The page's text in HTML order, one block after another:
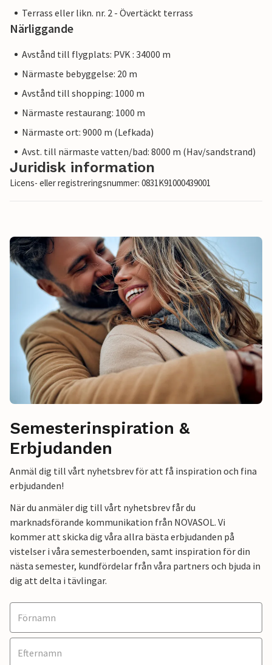
Terrass eller likn. nr. 2 - Övertäckt terrass
Närliggande
Avstånd till flygplats: PVK : 34000 m
Närmaste bebyggelse: 20 m
Avstånd till shopping: 1000 m
Närmaste restaurang: 1000 m
Närmaste ort: 9000 m (Lefkada)
Avst. till närmaste vatten/bad: 8000 m (Hav/sandstrand)
Juridisk information
Licens- eller registreringsnummer: 0831K91000439001
Semesterinspiration &
Erbjudanden
Anmäl dig till vårt nyhetsbrev för att få inspiration och fina
erbjudanden!
När du anmäler dig till vårt nyhetsbrev får du
marknadsförande kommunikation från NOVASOL. Vi
kommer att skicka dig våra allra bästa erbjudanden på
vistelser i våra semesterboenden, samt inspiration för din
nästa semester, kundfördelar från våra partners och bjuda in
dig att delta i tävlingar.